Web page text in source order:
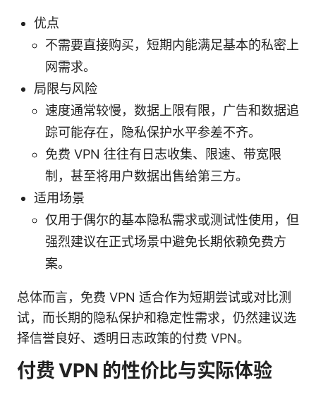
优点
不需要直接购买，短期内能满足基本的私密上
网需求。
局限与风险
速度通常较慢，数据上限有限，广告和数据追
踪可能存在，隐私保护水平参差不齐。
免费 VPN 往往有日志收集、限速、带宽限
制，甚至将用户数据出售给第三方。
适用场景
仅用于偶尔的基本隐私需求或测试性使用，但
强烈建议在正式场景中避免长期依赖免费方
案。
总体而言，免费 VPN 适合作为短期尝试或对比测
试，而长期的隐私保护和稳定性需求，仍然建议选
择信誉良好、透明日志政策的付费 VPN。
付费 VPN 的性价比与实际体验